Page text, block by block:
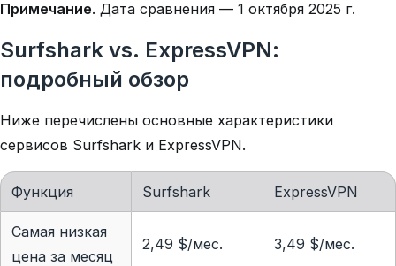
Примечание. Дата сравнения — 1 октября 2025 г.
Surfshark vs. ExpressVPN:
подробный обзор
Ниже перечислены основные характеристики
сервисов Surfshark и ExpressVPN.
Функция Surfshark ExpressVPN
Самая низкая
цена за месяц
2,49 $/мес. 3,49 $/мес.